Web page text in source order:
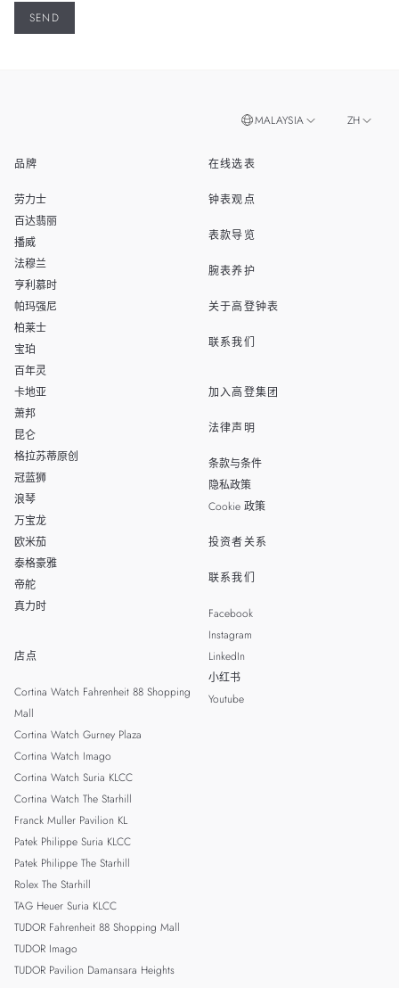
品牌
劳力士
百达翡丽
播威
法穆兰
亨利慕时
帕玛强尼
柏莱士
宝珀
百年灵
卡地亚
萧邦
昆仑
格拉苏蒂原创
冠蓝狮
浪琴
万宝龙
欧米茄
泰格豪雅
帝舵
真力时
店点
Cortina Watch Fahrenheit 88 Shopping
Mall
Cortina Watch Gurney Plaza
Cortina Watch Imago
Cortina Watch Suria KLCC
Cortina Watch The Starhill
Franck Muller Pavilion KL
Patek Philippe Suria KLCC
Patek Philippe The Starhill
Rolex The Starhill
TAG Heuer Suria KLCC
TUDOR Fahrenheit 88 Shopping Mall
TUDOR Imago
TUDOR Pavilion Damansara Heights
在线选表
钟表观点
表款导览
腕表养护
关于高登钟表
联系我们
加入高登集团
法律声明
条款与条件
隐私政策
Cookie 政策
投资者关系
联系我们
Facebook
Instagram
LinkedIn
小红书
Youtube
MALAYSIA ZH